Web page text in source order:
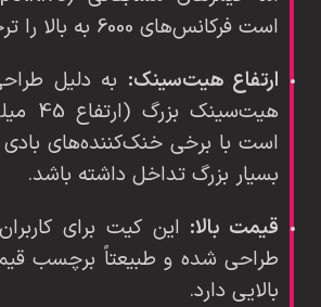
است فرکانس‌های 6000 به بالا را ترجیح دهند.
ارتفاع هیت‌سینک: به دلیل
بسیار بزرگ تداخل داشته باشد.
قیمت بالا: این کیت برای
طراحی شده و طبیعتاً برچسب
بالایی دارد.